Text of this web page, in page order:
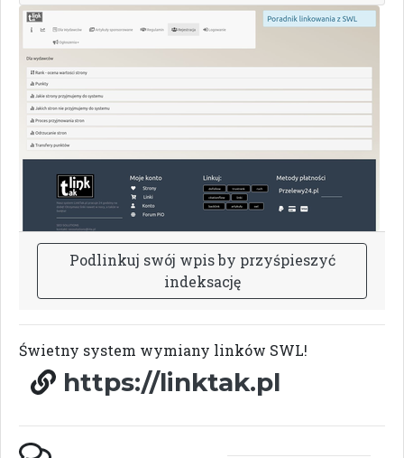
Podlinkuj swój wpisby przyśpieszyć
indeksację
Świetny system wymiany linków SWL!
https://linktak.pl